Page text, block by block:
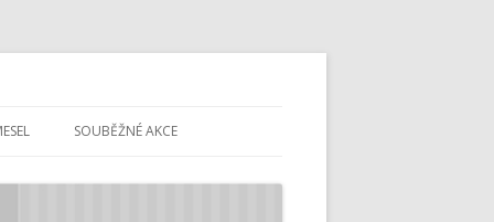
SOUBĚŽNÉ AKCE